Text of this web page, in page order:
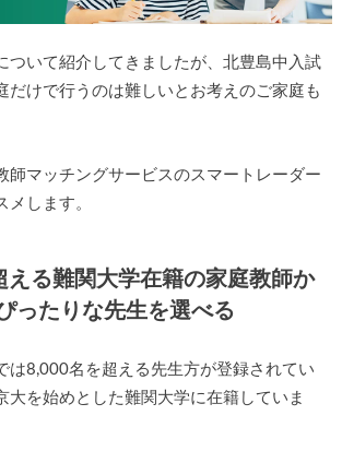
ついて紹介してきましたが、北豊島中入試
だけで行うのは難しいとお考えのご家庭も
師マッチングサービスのスマートレーダー
メします。
える難関大学在籍の家庭教師か
ったりな先生を選べる
は8,000名を超える先生方が登録されてい
大を始めとした難関大学に在籍していま